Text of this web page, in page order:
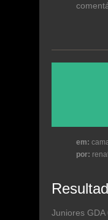
em:
por:
Juniores